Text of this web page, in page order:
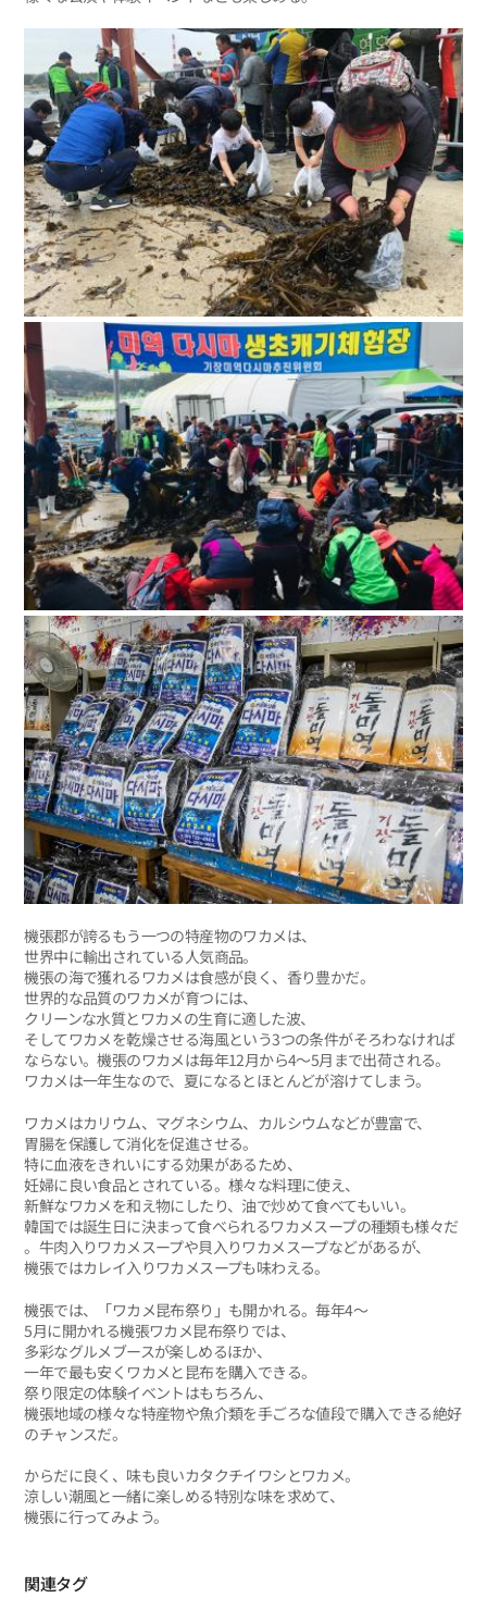
機張郡が誇るもう一つの特産物のワカメは、
世界中に輸出されている人気商品。
機張の海で獲れるワカメは食感が良く、香り豊かだ。
世界的な品質のワカメが育つには、
クリーンな水質とワカメの生育に適した波、
そしてワカメを乾燥させる海風という3つの条件がそろわなければ
ならない。機張のワカメは毎年12月から4〜5月まで出荷される。
ワカメは一年生なので、夏になるとほとんどが溶けてしまう。
ワカメはカリウム、マグネシウム、カルシウムなどが豊富で、
胃腸を保護して消化を促進させる。
特に血液をきれいにする効果があるため、
妊婦に良い食品とされている。様々な料理に使え、
新鮮なワカメを和え物にしたり、油で炒めて食べてもいい。
韓国では誕生日に決まって食べられるワカメスープの種類も様々だ
。牛肉入りワカメスープや貝入りワカメスープなどがあるが、
機張ではカレイ入りワカメスープも味わえる。
機張では、「ワカメ昆布祭り」も開かれる。毎年4〜
5月に開かれる機張ワカメ昆布祭りでは、
多彩なグルメブースが楽しめるほか、
一年で最も安くワカメと昆布を購入できる。
祭り限定の体験イベントはもちろん、
機張地域の様々な特産物や魚介類を手ごろな値段で購入できる絶好
のチャンスだ。
からだに良く、味も良いカタクチイワシとワカメ。
涼しい潮風と一緒に楽しめる特別な味を求めて、
機張に行ってみよう。
関連タグ